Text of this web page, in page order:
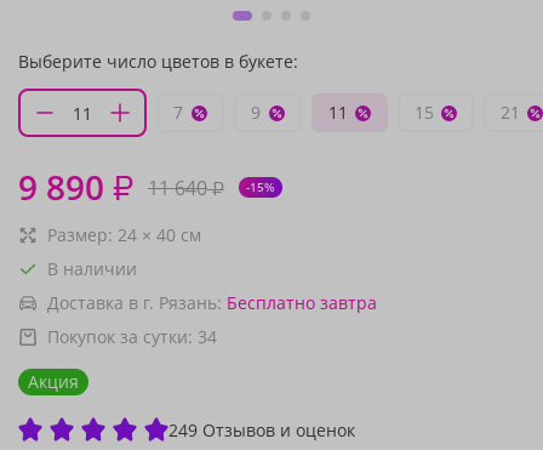
Выберите число цветов в букете:
7 9 11 15 21
9 890 ₽ 11 640₽ -15%
Размер: 24 × 40 см
В наличии
Доставка в г. Рязань: Бесплатно завтра
Покупок за сутки: 34
Акция
249 Отзывов и оценок